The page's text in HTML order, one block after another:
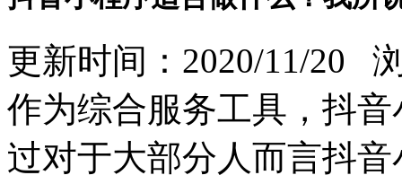
更新时间：2020/11/20
作为综合服务工具，抖
过对于大部分人而言抖